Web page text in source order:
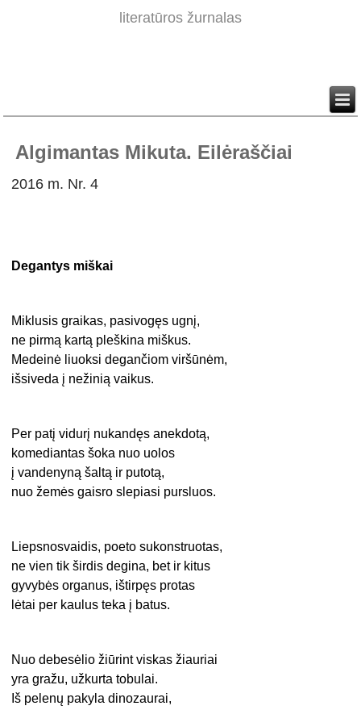
literatūros žurnalas
Algimantas Mikuta. Eilėraščiai
2016 m. Nr. 4
Degantys miškai
Miklusis graikas, pasivogęs ugnį,
ne pirmą kartą pleškina miškus.
Medeinė liuoksi degančiom viršūnėm,
išsiveda į nežinią vaikus.
Per patį vidurį nukandęs anekdotą,
komediantas šoka nuo uolos
į vandenyną šaltą ir putotą,
nuo žemės gaisro slepiasi pursluos.
Liepsnosvaidis, poeto sukonstruotas,
ne vien tik širdis degina, bet ir kitus
gyvybės organus, ištirpęs protas
lėtai per kaulus teka į batus.
Nuo debesėlio žiūrint viskas žiauriai
yra gražu, užkurta tobulai.
Iš pelenų pakyla dinozaurai,